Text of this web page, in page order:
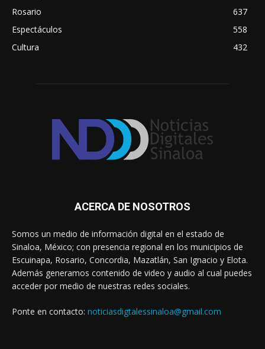
Rosario
637
Espectáculos
558
Cultura
432
ACERCA DE NOSOTROS
Somos un medio de información digital en el estado de
Sinaloa, México; con presencia regional en los municipios de
Escuinapa, Rosario, Concordia, Mazatlán, San Ignacio y Elota.
Además generamos contenido de video y audio al cual puedes
acceder por medio de nuestras redes sociales.
Ponte en contacto: noticiasdigtalessinaloa@gmail.com